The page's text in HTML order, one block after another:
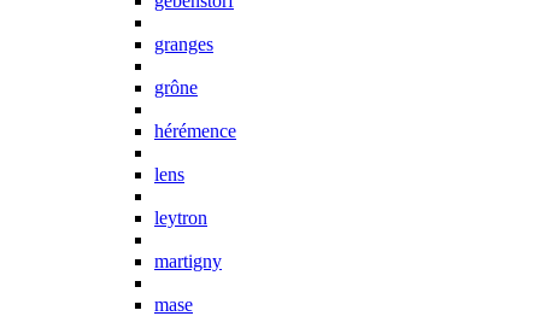
granges
grône
hérémence
lens
leytron
martigny
mase